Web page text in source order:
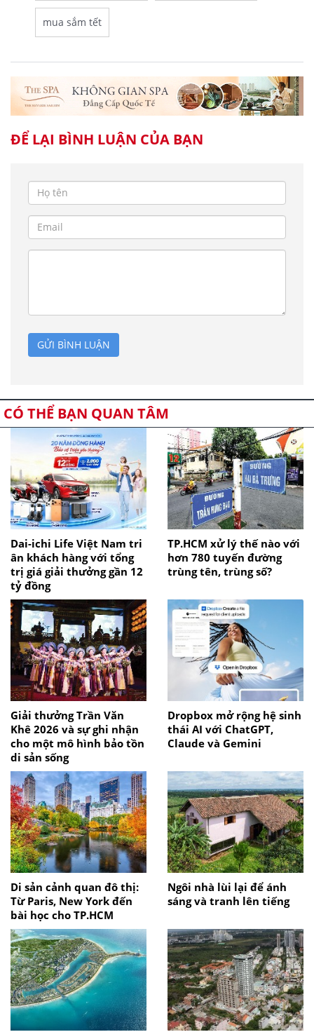
mua sắm tết
ĐỂ LẠI BÌNH LUẬN CỦA BẠN
GỬI BÌNH LUẬN
CÓ THỂ BẠN QUAN TÂM
Dai-ichi Life Việt Nam tri
ân khách hàng với tổng
trị giá giải thưởng gần 12
tỷ đồng
TP.HCM xử lý thế nào với
hơn 780 tuyến đường
trùng tên, trùng số?
Giải thưởng Trần Văn
Khê 2026 và sự ghi nhận
cho một mô hình bảo tồn
di sản sống
Dropbox mở rộng hệ sinh
thái AI với ChatGPT,
Claude và Gemini
Di sản cảnh quan đô thị:
Từ Paris, New York đến
bài học cho TP.HCM
Ngôi nhà lùi lại để ánh
sáng và tranh lên tiếng